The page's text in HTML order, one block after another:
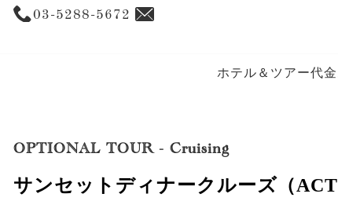
03-5288-5672
ホテル＆ツアー代金
OPTIONAL TOUR-Cruising
サンセットディナークルーズ（